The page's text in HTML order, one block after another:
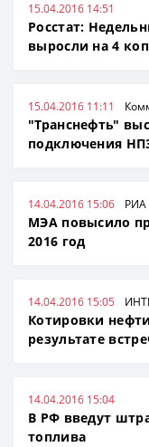
15.04.2016 14:51
Росстат:
выросли на 4
15.04.2016 11:11
"Транснефть"
подключения
14.04.2016 15:06 РИА
МЭА повысило
2016 год
14.04.2016 15:05
Котировки
результате
14.04.2016 15:04
В РФ введут
топлива